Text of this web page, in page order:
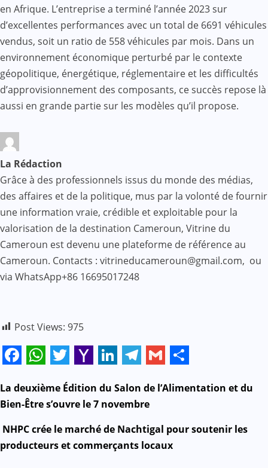
en Afrique. L’entreprise a terminé l’année 2023 sur
d’excellentes performances avec un total de 6691 véhicules
vendus, soit un ratio de 558 véhicules par mois. Dans un
environnement économique perturbé par le contexte
géopolitique, énergétique, réglementaire et les difficultés
d’approvisionnement des composants, ce succès repose là
aussi en grande partie sur les modèles qu’il propose.
La Rédaction
Grâce à des professionnels issus du monde des médias,
des affaires et de la politique, mus par la volonté de fournir
une information vraie, crédible et exploitable pour la
valorisation de la destination Cameroun, Vitrine du
Cameroun est devenu une plateforme de référence au
Cameroun. Contacts : vitrineducameroun@gmail.com, ou
via WhatsApp+86 16695017248
Post Views: 975
Mail
N
v
La deuxième Édition du Salon de l’Alimentation et du
Bien-Être s’ouvre le 7 novembre
NHPC crée le marché de Nachtigal pour soutenir les
producteurs et commerçants locaux